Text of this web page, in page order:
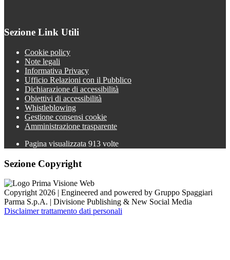
Sezione Link Utili
Cookie policy
Note legali
Informativa Privacy
Ufficio Relazioni con il Pubblico
Dichiarazione di accessibilità
Obiettivi di accessibilità
Whistleblowing
Gestione consensi cookie
Amministrazione trasparente
Pagina visualizzata 913 volte
Sezione Copyright
Copyright 2026 | Engineered and powered by Gruppo Spaggiari
Parma S.p.A. | Divisione Publishing & New Social Media
Disclaimer trattamento dati personali